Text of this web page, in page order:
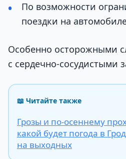
По возможности
поездки на
Особенно осторожными
с сердечно-сосудистыми
📖 Читайте также
Грозы и по-осеннему
какой будет погода в
на выходных